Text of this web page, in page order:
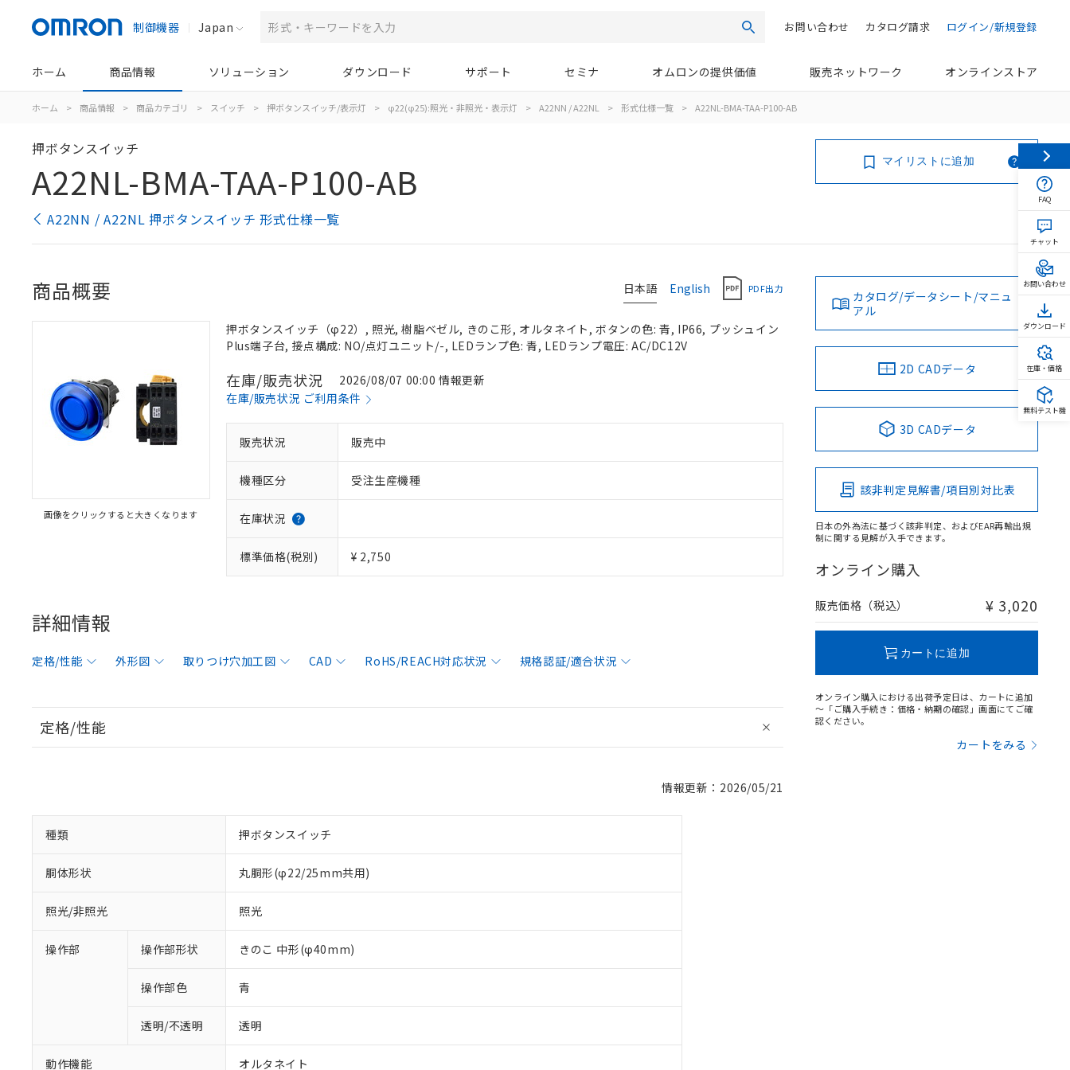
制御機器 Japan 検索 ログイン/新規登録
カタログ請求
お問い合わせ
ホーム 商品情報 ソリューション ダウンロード サポート セミナ オムロンの提供価値 販売ネットワーク オンラインストア
ホーム > 商品情報 > 商品カテゴリ > スイッチ > 押ボタンスイッチ/表示灯 > φ22(φ25):照光・非照光・表示灯 > A22NN / A22NL > 形式仕様一覧 > A22NL-BMA-TAA-P100-AB
押ボタンスイッチ
A22NL-BMA-TAA-P100-AB
A22NN / A22NL 押ボタンスイッチ 形式仕様一覧
マイリストに追加
日本語 English PDF出力
商品概要
画像をクリックすると大きくなります
押ボタンスイッチ（φ22）, 照光, 樹脂ベゼル, きのこ形, オルタネイト, ボタンの色: 青, IP66, プッシュイン
Plus端子台, 接点構成: NO/点灯ユニット/-, LEDランプ色: 青, LEDランプ電圧: AC/DC12V
在庫/販売状況
2026/08/07 00:00 情報更新
在庫/販売状況 ご利用条件
販売状況 販売中
機種区分 受注生産機種
在庫状況
標準価格(税別) ¥ 2,750
詳細情報
定格/性能 外形図 取りつけ穴加工図 CAD RoHS/REACH対応状況 規格認証/適合状況
定格/性能
情報更新：2026/05/21
種類 押ボタンスイッチ
胴体形状 丸胴形(φ22/25mm共用)
照光/非照光 照光
操作部 操作部形状 きのこ 中形(φ40mm)
操作部色 青
透明/不透明 透明
動作機能 オルタネイト
カタログ/データシート/マニュ
アル
2D CADデータ
3D CADデータ
該非判定見解書/項目別対比表
日本の外為法に基づく該非判定、およびEAR再輸出規
制に関する見解が入手できます。
オンライン購入
販売価格（税込） ¥ 3,020
カートに追加
オンライン購入における出荷予定日は、カートに追加
～「ご購入手続き：価格・納期の確認」画面にてご確
認ください。
カートをみる
FAQ
チャット
お問い合わせ
ダウンロード
在庫・価格
無料テスト機